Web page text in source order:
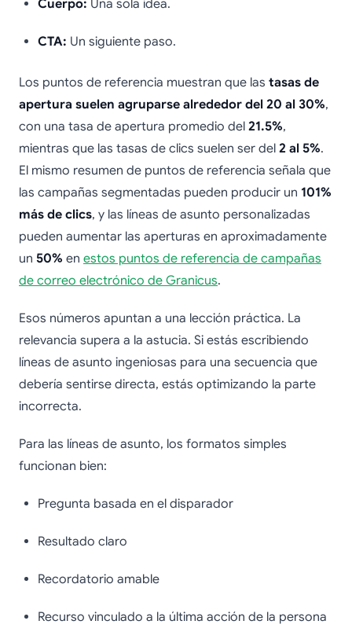
Cuerpo: Una sola idea.
CTA: Un siguiente paso.
Los puntos de referencia muestran que las tasas de
apertura suelen agruparse alrededor del 20 al 30%,
con una tasa de apertura promedio del 21.5%,
mientras que las tasas de clics suelen ser del 2 al 5%.
El mismo resumen de puntos de referencia señala que
las campañas segmentadas pueden producir un 101%
más de clics, y las líneas de asunto personalizadas
pueden aumentar las aperturas en aproximadamente
un 50% en estos puntos de referencia de campañas
de correo electrónico de Granicus.
Esos números apuntan a una lección práctica. La
relevancia supera a la astucia. Si estás escribiendo
líneas de asunto ingeniosas para una secuencia que
debería sentirse directa, estás optimizando la parte
incorrecta.
Para las líneas de asunto, los formatos simples
funcionan bien:
Pregunta basada en el disparador
Resultado claro
Recordatorio amable
Recurso vinculado a la última acción de la persona